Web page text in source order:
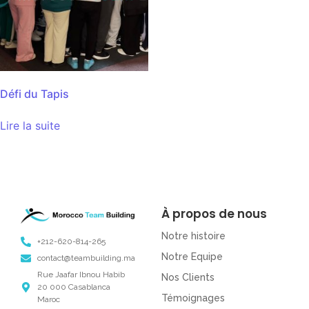
Défi du Tapis
Lire la suite
+212-620-814-265
contact@teambuilding.ma
Rue Jaafar Ibnou Habib
20 000 Casablanca
Maroc
À propos de nous
Notre histoire
Notre Equipe
Nos Clients
Témoignages